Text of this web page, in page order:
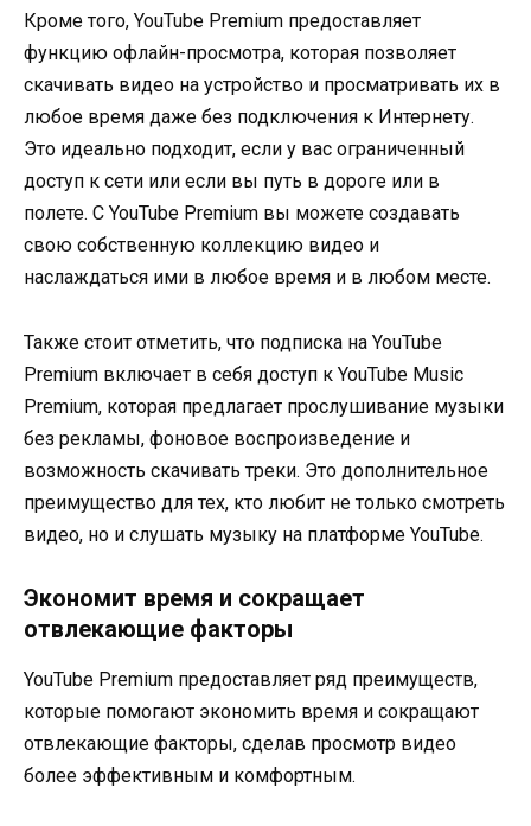
Кроме того, YouTube Premium предоставляет
функцию офлайн-просмотра, которая позволяет
скачивать видео на устройство и просматривать их в
любое время даже без подключения к Интернету.
Это идеально подходит, если у вас ограниченный
доступ к сети или если вы путь в дороге или в
полете. С YouTube Premium вы можете создавать
свою собственную коллекцию видео и
наслаждаться ими в любое время и в любом месте.
Также стоит отметить, что подписка на YouTube
Premium включает в себя доступ к YouTube Music
Premium, которая предлагает прослушивание музыки
без рекламы, фоновое воспроизведение и
возможность скачивать треки. Это дополнительное
преимущество для тех, кто любит не только смотреть
видео, но и слушать музыку на платформе YouTube.
Экономит время и сокращает
отвлекающие факторы
YouTube Premium предоставляет ряд преимуществ,
которые помогают экономить время и сокращают
отвлекающие факторы, сделав просмотр видео
более эффективным и комфортным.